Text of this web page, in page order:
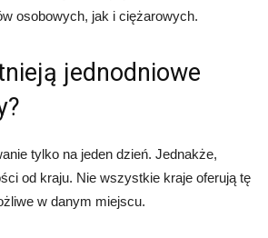
osobowych, jak i ciężarowych.
jednodniowe
tylko na jeden dzień. Jednakże,
od kraju. Nie wszystkie kraje oferują tę
w danym miejscu.